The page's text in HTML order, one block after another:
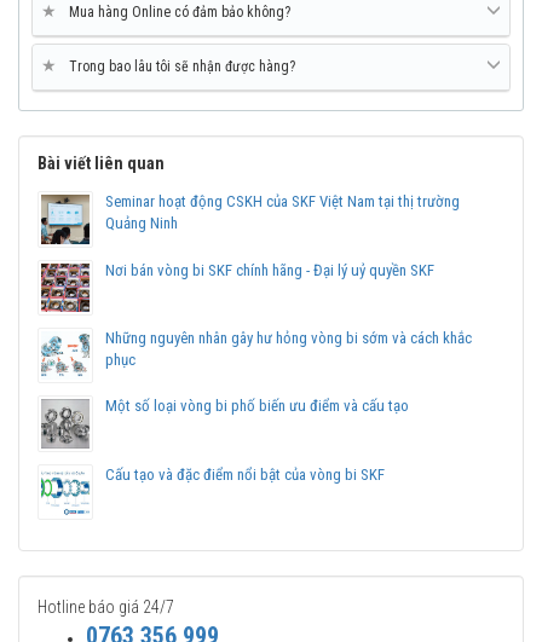
Mua vòng bi SKF NU 317 ECP/C3 tại các Đại lý uỷ quyền để đảm
Mua vòng bi bạc đạn SKF NU 317 ECP/C3 chính hãng
Vòng bi Ngọc Anh là
Chuyên phân phối các sản phẩm SKF chính hãng, giá cạnh
tranh, Giao hàng toàn quốc.
Liên hệ với
★ Mua hàng Online có đảm bảo không?
★ Trong bao lâu tôi sẽ nhận được hàng?
Bài viết liên quan
Seminar hoạt động CSKH của SKF Việt Nam tại thị trường
Quảng Ninh
Nơi bán vòng bi SKF chính hãng - Đại lý uỷ quyền SKF
Những nguyên nhân gây hư hỏng vòng bi sớm và cách khắc
phục
Một số loại vòng bi phố biến ưu điểm và cấu tạo
Cấu tạo và đặc điểm nổi bật của vòng bi SKF
Hotline báo giá 24/7
0763 356 999